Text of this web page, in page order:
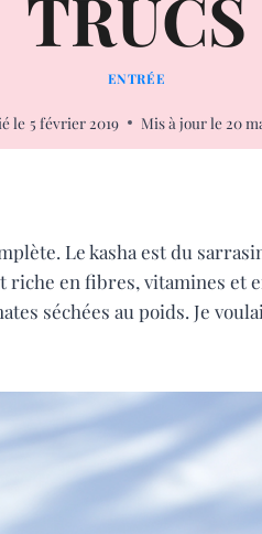
TRUCS
ENTRÉE
le 5 février 2019 Mis à jour le 20
Le kasha est du
en fibres, vitamines et
séchées au poids. Je